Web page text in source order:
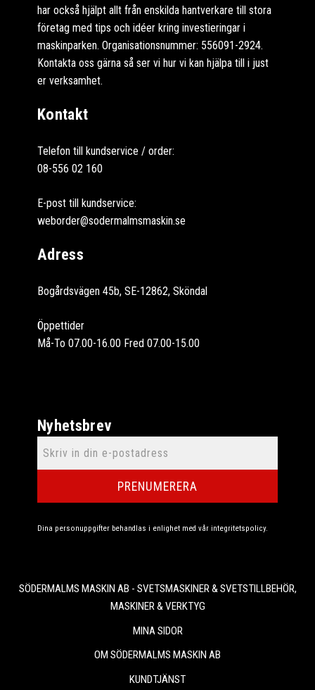
har också hjälpt allt från enskilda hantverkare till stora
företag med tips och idéer kring investieringar i
maskinparken. Organisationsnummer: 556091-2924.
Kontakta oss gärna så ser vi hur vi kan hjälpa till i just
er verksamhet.
Kontakt
Telefon till kundservice / order:
08-556 02 160
E-post till kundservice:
weborder@sodermalmsmaskin.se
Adress
Bogårdsvägen 45b, SE-12862, Sköndal
Öppettider
Må-To 07.00-16.00 Fred 07.00-15.00
Nyhetsbrev
PRENUMERERA
Dina personuppgifter behandlas i enlighet med vår integritetspolicy.
SÖDERMALMS MASKIN AB - SVETSMASKINER & SVETSTILLBEHÖR,
MASKINER & VERKTYG
MINA SIDOR
OM SÖDERMALMS MASKIN AB
KUNDTJÄNST